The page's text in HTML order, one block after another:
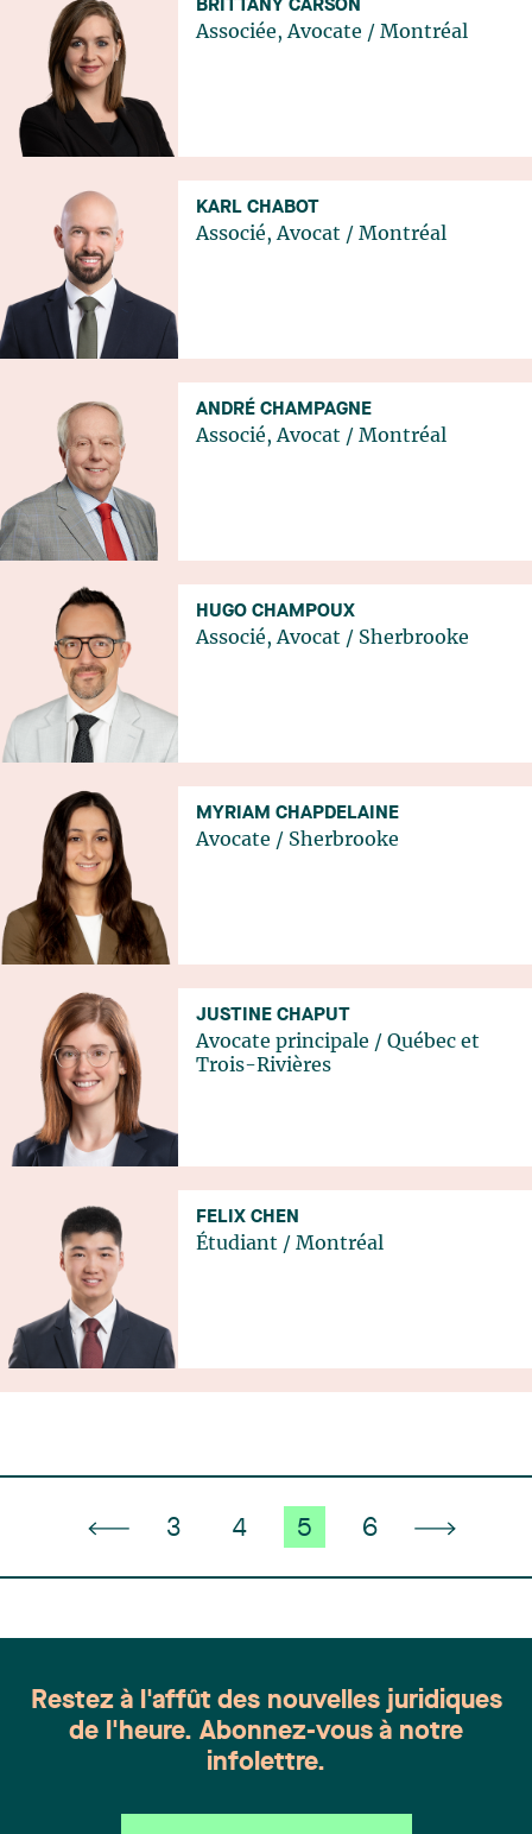
BRITTANY CARSON
Associée, Avocate / Montréal
KARL CHABOT
Associé, Avocat / Montréal
ANDRÉ CHAMPAGNE
Associé, Avocat / Montréal
HUGO CHAMPOUX
Associé, Avocat / Sherbrooke
MYRIAM CHAPDELAINE
Avocate / Sherbrooke
JUSTINE CHAPUT
Avocate principale / Québec et
Trois-Rivières
FELIX CHEN
Étudiant / Montréal
3 4 5 6
Restez à l'affût des nouvelles juridiques
de l'heure. Abonnez-vous à notre
infolettre.